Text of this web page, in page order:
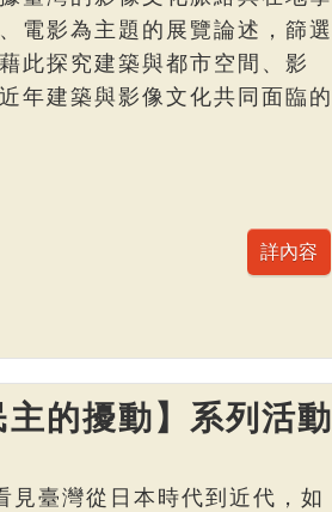
電影為主題的展覽論述，篩選
此探究建築與都市空間、影
年建築與影像文化共同面臨的
主的擾動】系列活動
見臺灣從日本時代到近代，如